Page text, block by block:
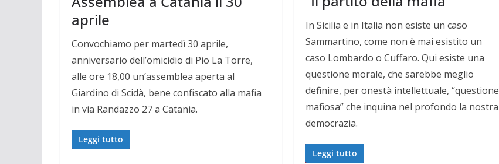
aprile
Convochiamo per martedì30 aprile,
anniversario dell’omicidio di Pio La Torre,
alle ore 18,00 un’assemblea aperta al
Giardino di Scidà, bene confiscato alla mafia
in via Randazzo 27a Catania.
Leggi tutto
In Sicilia e in Italia non esiste un caso
Sammartino, come non è mai esistito un
caso Lombardo o Cuffaro. Qui esiste una
questione morale, che sarebbe meglio
definire, per onestà intellettuale, “questione
mafiosa” che inquina nel profondo la nostra
democrazia.
Leggi tutto